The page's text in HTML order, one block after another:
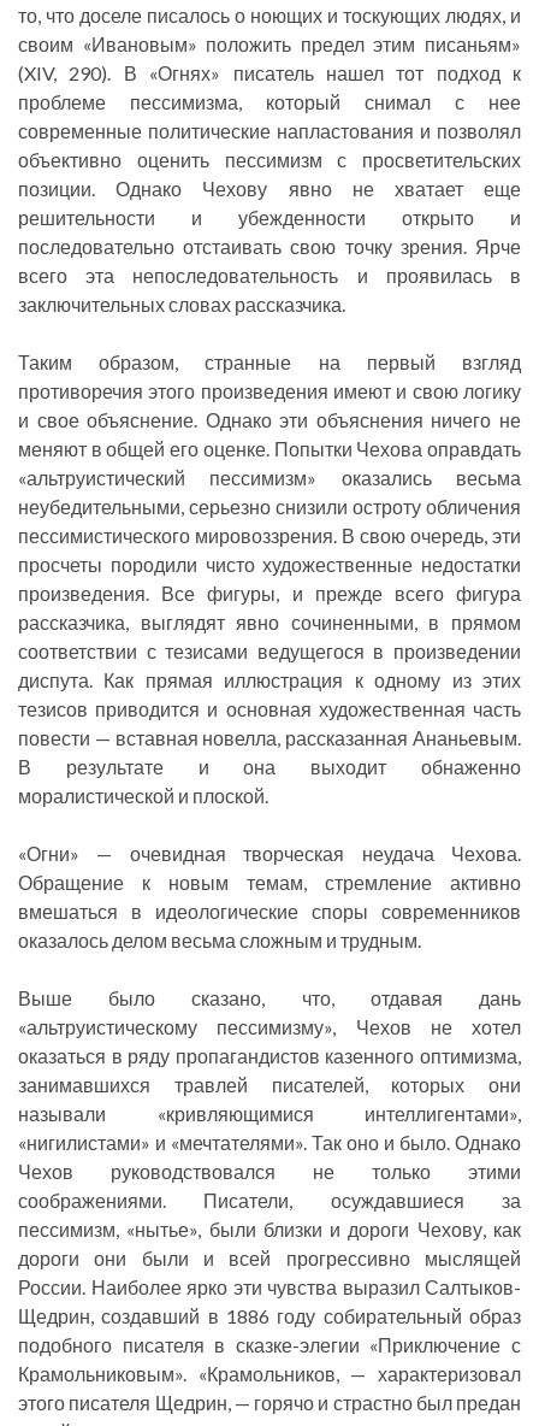
то, что доселе писалось о ноющих и тоскующих людях, и
своим «Ивановым» положить предел этим писаньям»
(XIV, 290). В «Огнях» писатель нашел тот подход к
проблеме пессимизма, который снимал с нее
современные политические напластования и позволял
объективно оценить пессимизм с просветительских
позиции. Однако Чехову явно не хватает еще
решительности и убежденности открыто и
последовательно отстаивать свою точку зрения. Ярче
всего эта непоследовательность и проявилась в
заключительных словах рассказчика.
Таким образом, странные на первый взгляд
противоречия этого произведения имеют и свою логику
и свое объяснение. Однако эти объяснения ничего не
меняют в общей его оценке. Попытки Чехова оправдать
«альтруистический пессимизм» оказались весьма
неубедительными, серьезно снизили остроту обличения
пессимистического мировоззрения. В свою очередь, эти
просчеты породили чисто художественные недостатки
произведения. Все фигуры, и прежде всего фигура
рассказчика, выглядят явно сочиненными, в прямом
соответствии с тезисами ведущегося в произведении
диспута. Как прямая иллюстрация к одному из этих
тезисов приводится и основная художественная часть
повести — вставная новелла, рассказанная Ананьевым.
В результате и она выходит обнаженно
моралистической и плоской.
«Огни» — очевидная творческая неудача Чехова.
Обращение к новым темам, стремление активно
вмешаться в идеологические споры современников
оказалось делом весьма сложным и трудным.
Выше было сказано, что, отдавая дань
«альтруистическому пессимизму», Чехов не хотел
оказаться в ряду пропагандистов казенного оптимизма,
занимавшихся травлей писателей, которых они
называли «кривляющимися интеллигентами»,
«нигилистами» и «мечтателями». Так оно и было. Однако
Чехов руководствовался не только этими
соображениями. Писатели, осуждавшиеся за
пессимизм, «нытье», были близки и дороги Чехову, как
дороги они были и всей прогрессивно мыслящей
России. Наиболее ярко эти чувства выразил Салтыков-
Щедрин, создавший в 1886 году собирательный образ
подобного писателя в сказке-элегии «Приключение с
Крамольниковым». «Крамольников, — характеризовал
этого писателя Щедрин, — горячо и страстно был предан